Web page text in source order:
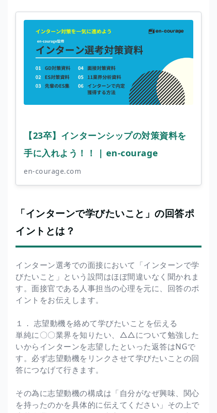
【23卒】インターンシップの対策資料を
手に入れよう！！ | en-courage
en-courage.com
「インターンで学びたいこと」の回答ポ
イントとは？
インターン選考での面接において「インターンで学
びたいこと」という設問はほぼ間違いなく聞かれま
す。面接官である人事担当の心理を元に、回答のポ
イントをお伝えします。
１． 志望動機を絡めて学びたいことを伝える
単純に〇〇業界を知りたい、△△について勉強した
いからインターンを志望したといった返答はNGで
す。必ず志望動機をリンクさせて学びたいことの回
答につなげて行きます。
その為に志望動機の構成は「自分がなぜ興味、関心
を持ったのかを具体的に伝えてください」その上で